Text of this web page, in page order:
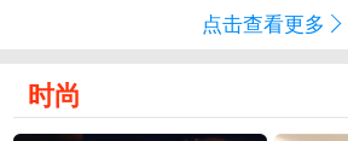
点击查看更多
时尚